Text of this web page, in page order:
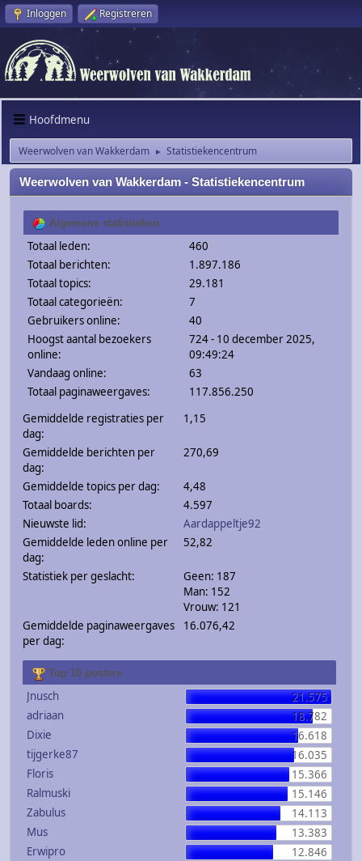
Inloggen Registreren
Hoofdmenu
Weerwolven van Wakkerdam ► Statistiekencentrum
Weerwolven van Wakkerdam - Statistiekencentrum
Algemene statistieken
Totaal leden:
460
Totaal berichten:
1.897.186
Totaal topics:
29.181
Totaal categorieën:
7
Gebruikers online:
40
Hoogst aantal bezoekers
online:
724 - 10 december 2025,
09:49:24
Vandaag online:
63
Totaal paginaweergaves:
117.856.250
Gemiddelde registraties per
dag:
1,15
Gemiddelde berichten per
dag:
270,69
Gemiddelde topics per dag:
4,48
Totaal boards:
4.597
Nieuwste lid:
Aardappeltje92
Gemiddelde leden online per
dag:
52,82
Statistiek per geslacht:
Geen: 187
Man: 152
Vrouw: 121
Gemiddelde paginaweergaves
per dag:
16.076,42
Top 10 posters
Jnusch
21.575
adriaan
18.782
Dixie
16.618
tijgerke87
16.035
Floris
15.366
Ralmuski
15.146
Zabulus
14.113
Mus
13.383
Erwipro
12.846